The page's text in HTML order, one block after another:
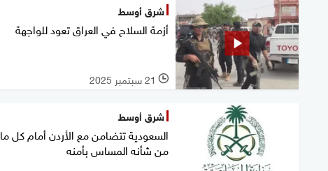
شرق أوسط
أزمة السلاح في العراق تعود للواجهة
l 21 سبتمبر 2025
شرق أوسط
السعودية تتضامن مع الأردن أمام كل ما
من شأنه المساس بأمنه